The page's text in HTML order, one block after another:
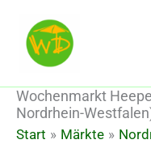
Inhalt
springen
Wochenmarkt
Nordrhein-
Start Märkte